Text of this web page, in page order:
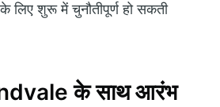
लिए शुरू में चुनौतीपूर्ण हो सकती
के साथ आरंभ